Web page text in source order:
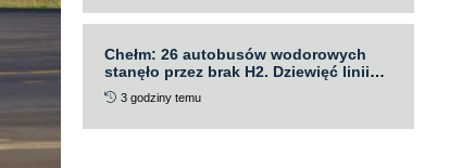
Chełm: 26 autobusów wodorowych
stanęło przez brak H2. Dziewięć linii
zawieszonych
3 godziny temu